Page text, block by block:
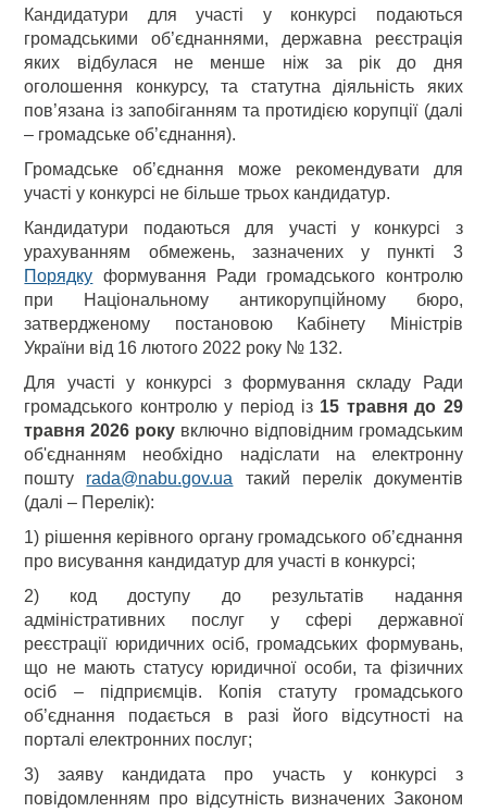
Кандидатури для участі у конкурсі подаються
громадськими об’єднаннями, державна реєстрація
яких відбулася не менше ніж за рік до дня
оголошення конкурсу, та статутна діяльність яких
пов’язана із запобіганням та протидією корупції (далі
– громадське об’єднання).
Громадське об’єднання може рекомендувати для
участі у конкурсі не більше трьох кандидатур.
Кандидатури подаються для участі у конкурсі з
урахуванням обмежень, зазначених у пункті 3
Порядку формування Ради громадського контролю
при Національному антикорупційному бюро,
затвердженому постановою Кабінету Міністрів
України від 16 лютого 2022 року № 132.
Для участі у конкурсі з формування складу Ради
громадського контролю у період із 15 травня до 29
травня 2026 року включно відповідним громадським
об'єднанням необхідно надіслати на електронну
пошту rada@nabu.gov.ua такий перелік документів
(далі – Перелік):
1) рішення керівного органу громадського об’єднання
про висування кандидатур для участі в конкурсі;
2) код доступу до результатів надання
адміністративних послуг у сфері державної
реєстрації юридичних осіб, громадських формувань,
що не мають статусу юридичної особи, та фізичних
осіб – підприємців. Копія статуту громадського
об’єднання подається в разі його відсутності на
порталі електронних послуг;
3) заяву кандидата про участь у конкурсі з
повідомленням про відсутність визначених Законом